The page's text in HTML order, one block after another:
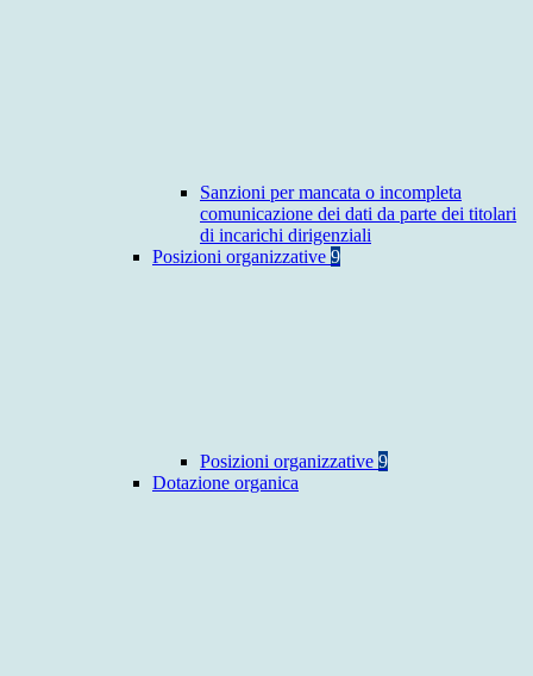
Sanzioni per mancata o incompleta
comunicazione dei dati da parte dei titolari
di incarichi dirigenziali
Posizioni organizzative 9
Posizioni organizzative 9
Dotazione organica